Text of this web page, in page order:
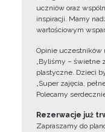
uczniów oraz
inspiracji. Mamy
wartościowym
Opinie uczestników
„Byliśmy – świetne
plastyczne. Dzieci
„Super zajęcia,
Polecamy
Rezerwacje już
Zapraszamy do